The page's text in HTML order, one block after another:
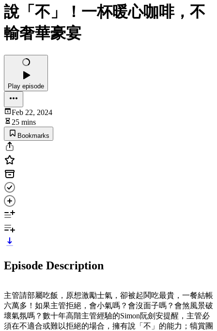
說「不」！一杯暖心咖啡，不
輸奢華豪宴
Play episode
Feb 22, 2024
25 mins
Bookmarks
Episode Description
主管請部屬吃飯，原想激勵士氣，卻被起鬨吃最貴，一餐結帳
六萬多！如果主管拒絕，會小氣嗎？會沒面子嗎？會煞風景破
壞氣氛嗎？數十年高階主管經驗的Simon阮劍安提醒，主管必
須在不適合或難以拒絕的場合，擁有說「不」的能力；犒賞團